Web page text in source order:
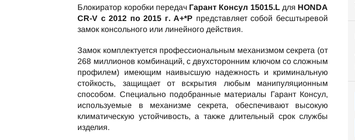
Блокиратор коробки передач Гарант Консул 15015.Lдля HONDA
CR-V c 2012 по 2015 г. А+*P представляет собой бесштыревой
замок консольного или линейного действия.
Замок комплектуется профессиональным механизмом секрета (от
268 миллионов комбинаций, с двухсторонним ключом со сложным
профилем) имеющим наивысшую надежность и криминальную
стойкость, защищает от вскрытия любым манипуляционным
способом. Специально подобранные материалы Гарант Консул,
используемые в механизме секрета, обеспечивают высокую
климатическую устойчивость, а также длительный срок службы
изделия.